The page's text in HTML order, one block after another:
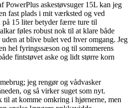
PowerPlus askestøvsuger 15L kan jeg
fast plads i mit værksted og ved
15 liter betyder færre ture til
føles robust nok til at klare både
at blive bulet ved hver omgang. Jeg
hel fyringssæson og til sommerens
fintstøvet aske og lidt større korn
jeg rengør og vådvasker
og så virker suget som nyt.
til at komme omkring i hjørnerne, men